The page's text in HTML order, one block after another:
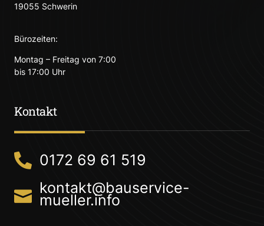
19055 Schwerin
Bürozeiten:
Montag – Freitag von 7:00
bis 17:00 Uhr
Kontakt
0172 69 61 519
kontakt@bauservice-
mueller.info